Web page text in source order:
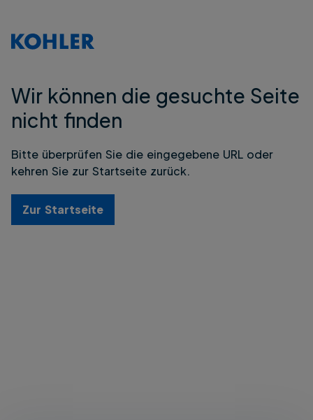
Wir können die gesuchte Seite
nicht finden
Bitte überprüfen Sie die eingegebene URL oder
kehren Sie zur Startseite zurück.
Zur Startseite